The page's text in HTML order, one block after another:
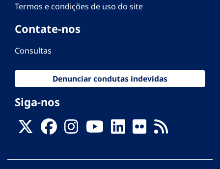
Termos e condições de uso do site
Contate-nos
Consultas
Denunciar condutas indevidas
Siga-nos